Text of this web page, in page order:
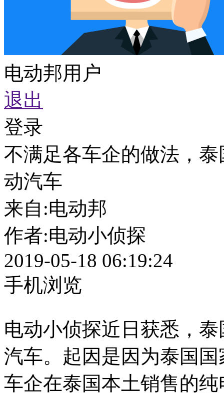
电动邦用户
退出
登录
不满足各车企的做法，
动汽车
来自:电动邦
作者:电动小侦探
2019-05-18 06:19:24
手机浏览
电动小侦探近日获悉，
汽车。起因是因为泰国
车企在泰国本土销售的